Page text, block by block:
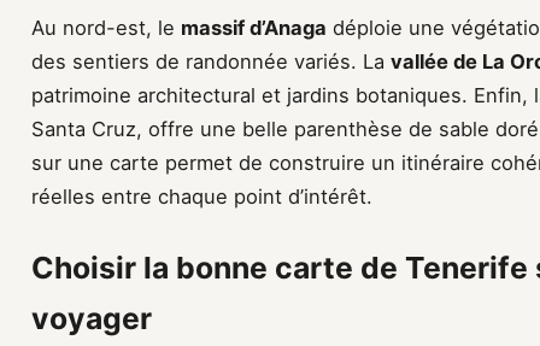
Au nord-est, le massif d’Anaga déploie une
des sentiers de randonnée variés. La vallée de La
patrimoine architectural et jardins botaniques. Enfin,
Santa Cruz, offre une belle parenthèse de sable
sur une carte permet de construire un itinéraire
réelles entre chaque point d’intérêt.
Choisir la bonne carte de
voyager